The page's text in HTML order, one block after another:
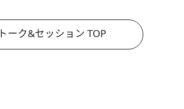
トーク&セッション TOP